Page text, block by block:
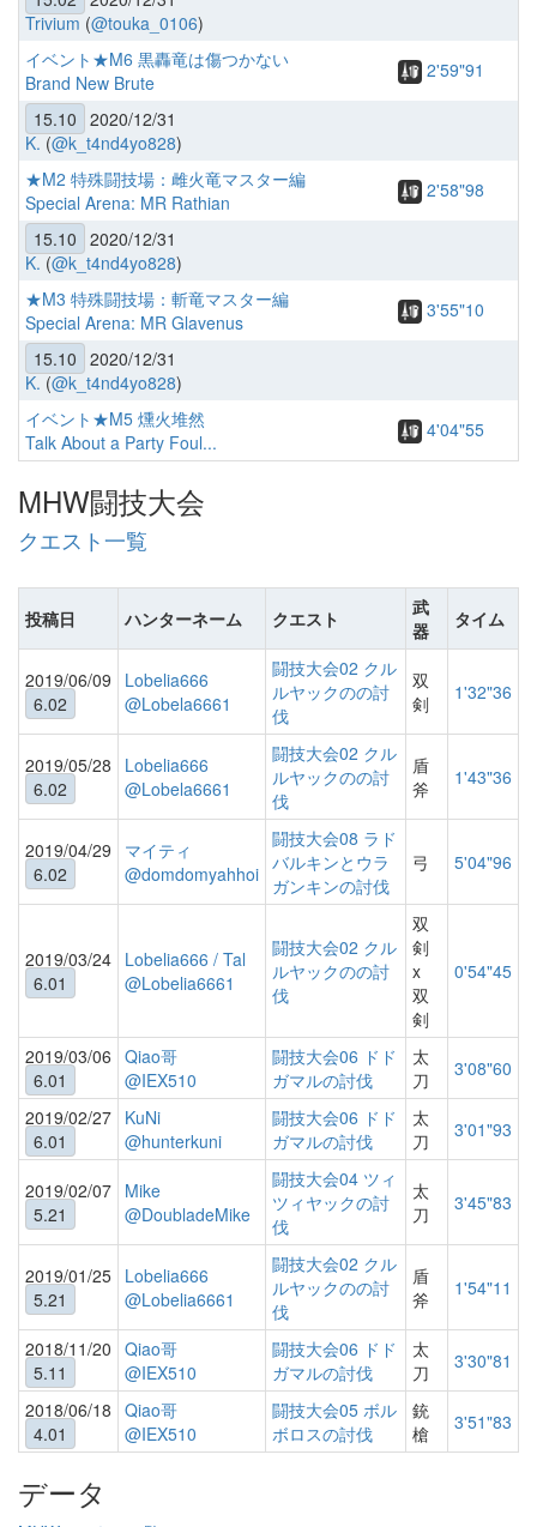
Trivium (@touka_0106)
イベント★M6 黒轟竜は傷つかない
Brand New Brute
2'59"91
15.10 2020/12/31
K. (@k_t4nd4yo828)
★M2 特殊闘技場：雌火竜マスター編
Special Arena: MR Rathian
2'58"98
15.10 2020/12/31
K. (@k_t4nd4yo828)
★M3 特殊闘技場：斬竜マスター編
Special Arena: MR Glavenus
3'55"10
15.10 2020/12/31
K. (@k_t4nd4yo828)
イベント★M5 燻火堆然
Talk About a Party Foul...
4'04"55
MHW闘技大会
クエスト一覧
投稿日 ハンターネーム クエスト
武
器
タイム
2019/06/09
6.02
Lobelia666
@Lobela6661
闘技大会02 クル
ルヤックのの討
伐
双
剣
1'32"36
2019/05/28
6.02
Lobelia666
@Lobela6661
闘技大会02 クル
ルヤックのの討
伐
盾
斧
1'43"36
2019/04/29
6.02
マイティ
@domdomyahhoi
闘技大会08 ラド
バルキンとウラ
ガンキンの討伐
弓 5'04"96
2019/03/24
6.01
Lobelia666 / Tal
@Lobelia6661
闘技大会02 クル
ルヤックのの討
伐
双
剣
x
双
剣
0'54"45
2019/03/06
6.01
Qiao哥
@IEX510
闘技大会06 ドド
ガマルの討伐
太
刀
3'08"60
2019/02/27
6.01
KuNi
@hunterkuni
闘技大会06 ドド
ガマルの討伐
太
刀
3'01"93
2019/02/07
5.21
Mike
@DoubladeMike
闘技大会04 ツィ
ツィヤックの討
伐
太
刀
3'45"83
2019/01/25
5.21
Lobelia666
@Lobelia6661
闘技大会02 クル
ルヤックのの討
伐
盾
斧
1'54"11
2018/11/20
5.11
Qiao哥
@IEX510
闘技大会06 ドド
ガマルの討伐
太
刀
3'30"81
2018/06/18
4.01
Qiao哥
@IEX510
闘技大会05 ボル
ボロスの討伐
銃
槍
3'51"83
データ